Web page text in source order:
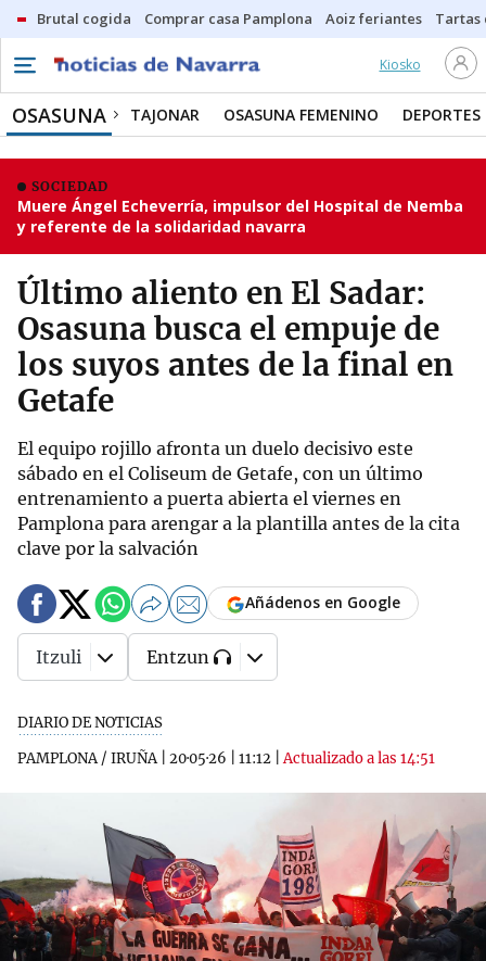
Brutal cogida Comprar casa Pamplona Aoiz feriantes Tartas
Kiosko
OSASUNA TAJONAR OSASUNA FEMENINO DEPORTES
SOCIEDAD
Muere Ángel Echeverría, impulsor del Hospital de Nemba
y referente de la solidaridad navarra
Último aliento en El Sadar:
Osasuna busca el empuje de
los suyos antes de la final en
Getafe
El equipo rojillo afronta un duelo decisivo este
sábado en el Coliseum de Getafe, con un último
entrenamiento a puerta abierta el viernes en
Pamplona para arengar a la plantilla antes de la cita
clave por la salvación
DIARIO DE NOTICIAS
PAMPLONA / IRUÑA| 20·05·26 11:12 |Actualizado a las 14:51
Añádenos en Google
Itzuli Entzun